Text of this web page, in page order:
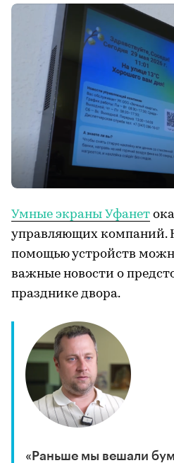
Умные экраны Уфанет
управляющих компаний.
помощью устройств
важные новости о
празднике двора.
«Раньше мы вешали